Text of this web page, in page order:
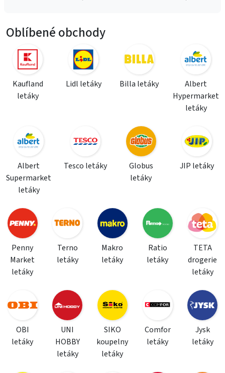
Oblíbené obchody
Kaufland
letáky
Lidl letáky Billa letáky
Albert
Hypermarket
letáky
Albert
Supermarket
letáky
Tesco letáky
Globus
letáky
JIP letáky
Penny
Market
letáky
Terno
letáky
Makro
letáky
Ratio
letáky
TETA
drogerie
letáky
OBI
letáky
UNI
HOBBY
letáky
SIKO
koupelny
letáky
Comfor
letáky
Jysk
letáky